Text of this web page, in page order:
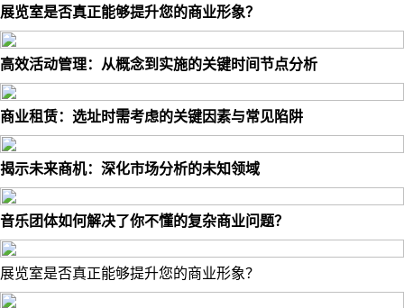
展览室是否真正能够提升您的商业形象？
高效活动管理：从概念到实施的关键时间节点分析
商业租赁：选址时需考虑的关键因素与常见陷阱
揭示未来商机：深化市场分析的未知领域
音乐团体如何解决了你不懂的复杂商业问题？
展览室是否真正能够提升您的商业形象？